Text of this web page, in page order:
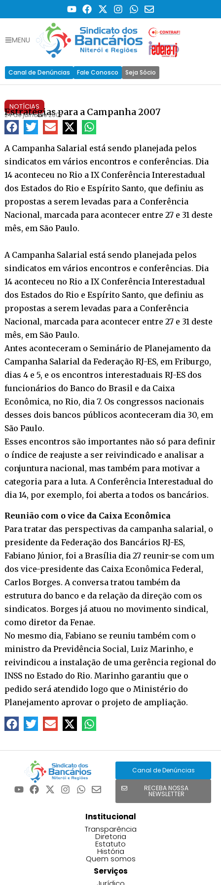
MENU
Canal de Denúncias Fale Conosco Seja Sócio
NOTÍCIAS
Estratégias para a Campanha 2007
24 de julho de 2007
A Campanha Salarial está sendo planejada pelos
sindicatos em vários encontros e conferências. Dia
14 aconteceu no Rio a IX Conferência Interestadual
dos Estados do Rio e Espírito Santo, que definiu as
propostas a serem levadas para a Conferência
Nacional, marcada para acontecer entre 27 e 31 deste
mês, em São Paulo.
A Campanha Salarial está sendo planejada pelos
sindicatos em vários encontros e conferências. Dia
14 aconteceu no Rio a IX Conferência Interestadual
dos Estados do Rio e Espírito Santo, que definiu as
propostas a serem levadas para a Conferência
Nacional, marcada para acontecer entre 27 e 31 deste
mês, em São Paulo.
Antes aconteceram o Seminário de Planejamento da
Campanha Salarial da Federação RJ-ES, em Friburgo,
dias 4 e 5, e os encontros interestaduais RJ-ES dos
funcionários do Banco do Brasil e da Caixa
Econômica, no Rio, dia 7. Os congressos nacionais
desses dois bancos públicos aconteceram dia 30, em
São Paulo.
Esses encontros são importantes não só para definir
o índice de reajuste a ser reivindicado e analisar a
conjuntura nacional, mas também para motivar a
categoria para a luta. A Conferência Interestadual do
dia 14, por exemplo, foi aberta a todos os bancários.
Reunião com o vice da Caixa Econômica
Para tratar das perspectivas da campanha salarial, o
presidente da Federação dos Bancários RJ-ES,
Fabiano Júnior, foi a Brasília dia 27 reunir-se com um
dos vice-presidente das Caixa Econômica Federal,
Carlos Borges. A conversa tratou também da
estrutura do banco e da relação da direção com os
sindicatos. Borges já atuou no movimento sindical,
como diretor da Fenae.
No mesmo dia, Fabiano se reuniu também com o
ministro da Previdência Social, Luiz Marinho, e
reivindicou a instalação de uma gerência regional do
INSS no Estado do Rio. Marinho garantiu que o
pedido será atendido logo que o Ministério do
Planejamento aprovar o projeto de ampliação.
Canal de Denúncias
RECEBA NOSSA
NEWSLETTER
Institucional
Transparência
Diretoria
Estatuto
História
Quem somos
Serviços